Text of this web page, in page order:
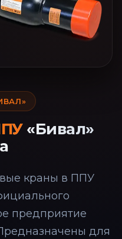
«Бивал»
краны в ППУ
предприятие
для